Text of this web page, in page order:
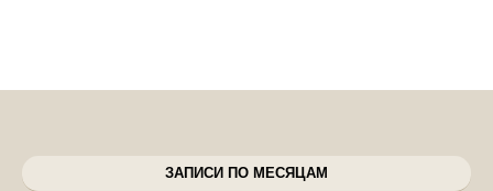
ЗАПИСИ ПО МЕСЯЦАМ